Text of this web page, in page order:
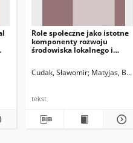
Role społeczne jako istotne
komponenty rozwoju
środowiska lokalnego i
Cudak, Sławomir Matyjas,
tekst